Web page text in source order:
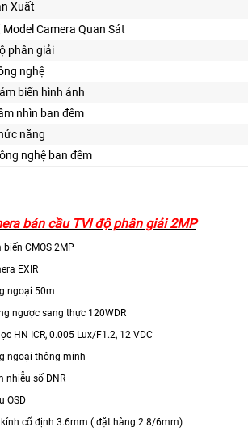
Xuất
Model Camera Quan Sát
phân giải
nghệ
biến hình ảnh
nhìn ban đêm
năng
nghệ ban đêm
bán cầu TVI độ phân giải 2MP
biến CMOS 2MP
EXIR
ngoại 50m
ngược sang thực 120WDR
HN ICR, 0.005 Lux/F1.2, 12 VDC
ngoại thông minh
nhiễu số DNR
OSD
kính cố định 3.6mm ( đặt hàng 2.8/6mm)